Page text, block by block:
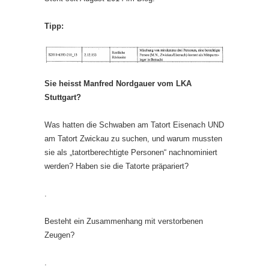
Tipp:
Sie heisst Manfred Nordgauer vom LKA
Stuttgart?
Was hatten die Schwaben am Tatort Eisenach UND
am Tatort Zwickau zu suchen, und warum mussten
sie als „tatortberechtigte Personen“ nachnominiert
werden? Haben sie die Tatorte präpariert?
.
Besteht ein Zusammenhang mit verstorbenen
Zeugen?
.